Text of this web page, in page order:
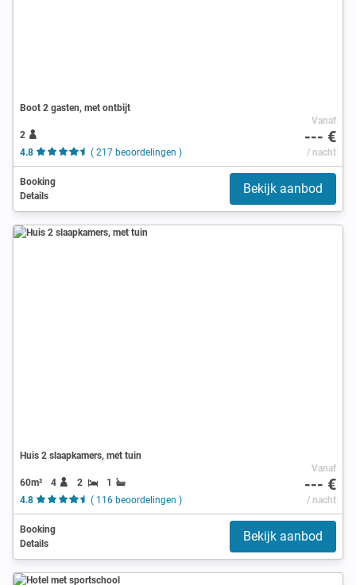
Boot 2 gasten, met ontbijt
2
4.8
( 217 beoordelingen )
Vanaf
--- €
/ nacht
Booking
Details
Bekijk aanbod
Huis 2 slaapkamers, met tuin
60m² 4 2
1
4.8
( 116 beoordelingen )
Vanaf
--- €
/ nacht
Booking
Details
Bekijk aanbod